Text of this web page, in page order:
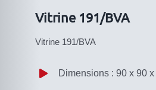
Vitrine 191/BVA
Vitrine 191/BVA
Dimensions : 90 x 90